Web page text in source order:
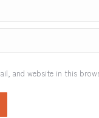
and website in this